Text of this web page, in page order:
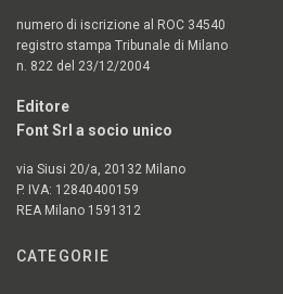
numero di iscrizione al ROC 34540
registro stampa Tribunale di Milano
n. 822 del 23/12/2004
Editore
Font Srl a socio unico
via Siusi 20/a, 20132 Milano
P. IVA: 12840400159
REA Milano 1591312
CATEGORIE